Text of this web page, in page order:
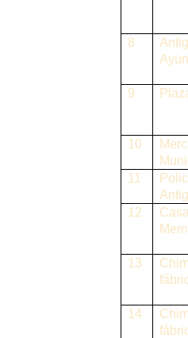
8
9
10
11
12
13
14